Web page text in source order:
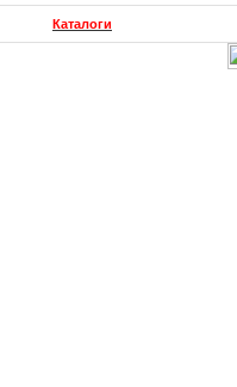
Каталоги